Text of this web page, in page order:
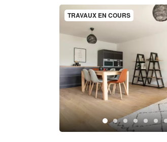
TRAVAUX EN COURS